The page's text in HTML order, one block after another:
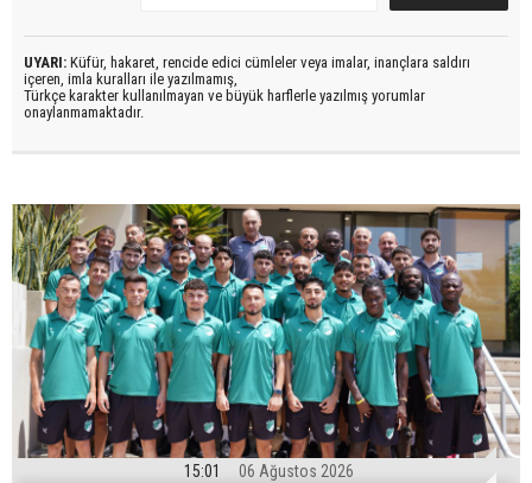
UYARI: Küfür, hakaret, rencide edici cümleler veya imalar, inançlara saldırı
içeren, imla kuralları ile yazılmamış,
Türkçe karakter kullanılmayan ve büyük harflerle yazılmış yorumlar
onaylanmamaktadır.
15:01 06 Ağustos 2026